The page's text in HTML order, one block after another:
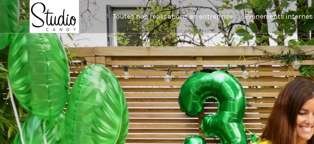
Toutes nos réalisations en entreprise Evénements internes